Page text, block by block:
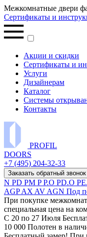
Межкомнатные двери
Сертификаты и
Акции и скидки
Сертификаты и
Услуги
Дизайнерам
Каталог
Системы
Контакты
PROFIL
DOORS
+7 (495) 204-32-33
Заказать обратный звонок
N PD PM PP.O PD.O
AGPAX AV AGN Под
При покупке
специальная цена на
С 20 по 27 Июля
10 000 Полотен в